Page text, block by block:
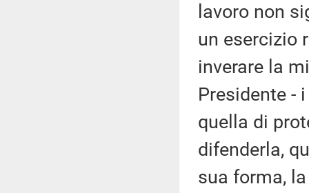
lavoro non
un esercizio
inverare la
Presidente -
quella di
difenderla,
sua forma,